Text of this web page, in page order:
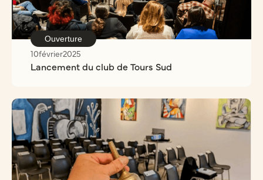
Ouverture
10février2025
Lancement du club de Tours Sud